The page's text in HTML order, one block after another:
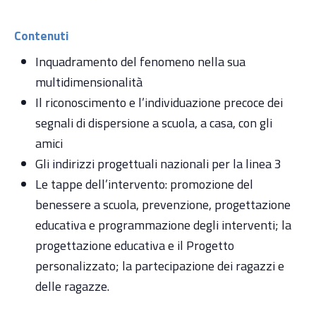
Contenuti
Inquadramento del fenomeno nella sua
multidimensionalità
Il riconoscimento e l’individuazione precoce dei
segnali di dispersione a scuola, a casa, con gli
amici
Gli indirizzi progettuali nazionali per la linea 3
Le tappe dell’intervento: promozione del
benessere a scuola, prevenzione, progettazione
educativa e programmazione degli interventi; la
progettazione educativa e il Progetto
personalizzato; la partecipazione dei ragazzi e
delle ragazze.